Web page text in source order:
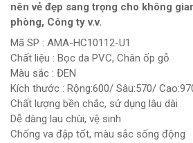
nên vẻ đẹp sang trọng cho không
phòng, Công ty v.v.
Mã SP : AMA-HC10112-U1
Chất liệu : Bọc da PVC, Chân ốp gỗ
Màu sắc : ĐEN
Kích thước : Rộng:600/ Sâu:570/
Chất lượng bền chắc, sử dụng lâu dài
Dễ dàng lau chùi, vệ sinh
Chống va đập tốt, màu sắc sống động